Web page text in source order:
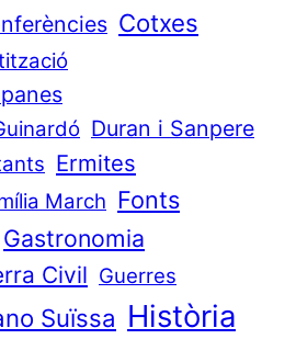
Cotxes
Duran i Sanpere
Ermites
March Fonts
Gastronomia
Civil Guerres
Suïssa Història